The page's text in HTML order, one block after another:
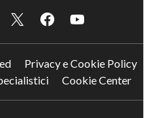
Privacy e Cookie Policy
Cookie Center